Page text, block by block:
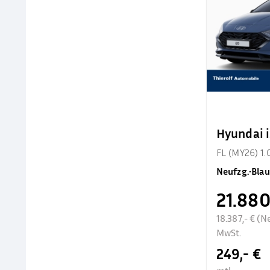
Hyundai
FL (MY26)
Neufzg.•Blau
18.387,- €
MwSt.
249,- €